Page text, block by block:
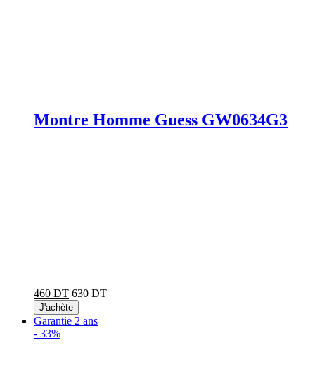
Montre Homme Guess GW0634G3
460 DT 630 DT
J'achète
Garantie 2 ans
- 33%